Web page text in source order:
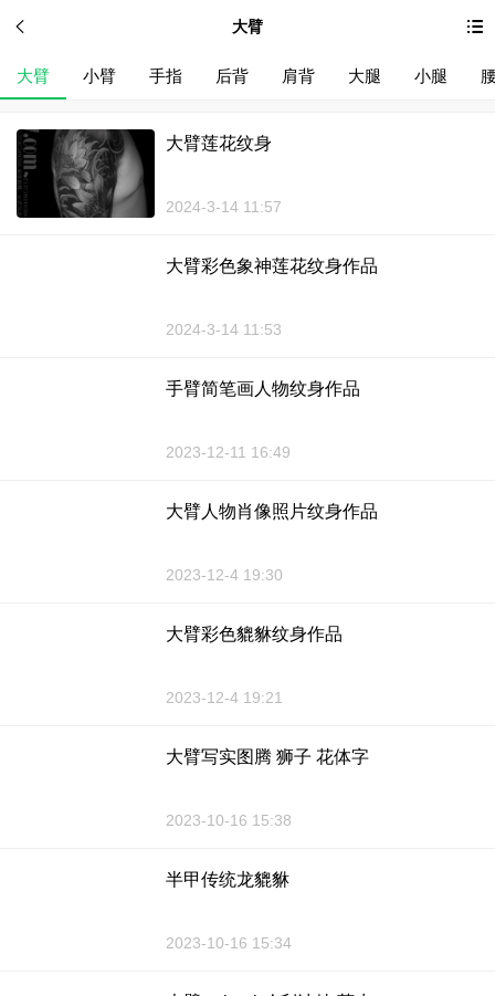
大臂
大臂 小臂 手指 后背 肩背 大腿 小腿
大臂莲花纹身
2024-3-14 11:57
大臂彩色象神莲花纹身作品
2024-3-14 11:53
手臂简笔画人物纹身作品
2023-12-11 16:49
大臂人物肖像照片纹身作品
2023-12-4 19:30
大臂彩色貔貅纹身作品
2023-12-4 19:21
大臂写实图腾 狮子 花体字
2023-10-16 15:38
半甲传统龙貔貅
2023-10-16 15:34